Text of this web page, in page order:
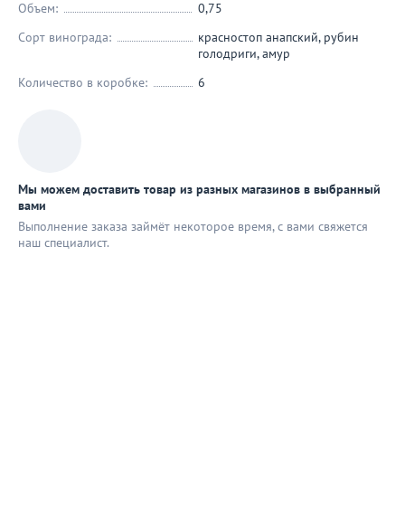
Объем:
0,75
Сорт винограда:
красностоп анапский, рубин
голодриги,амур
Количество в коробке:
6
Мы можем доставить товар из разных магазинов в выбранный
вами
Выполнение заказа займёт некоторое время, с вами свяжется
наш специaлист.